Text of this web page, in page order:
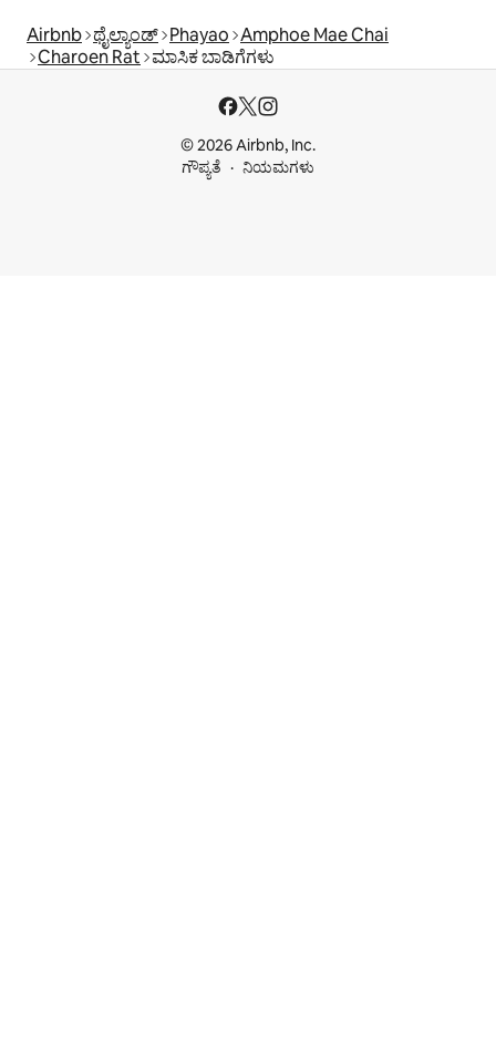
Airbnb ಥೈಲ್ಯಾಂಡ್ Phayao Amphoe Mae Chai
Charoen Rat ಮಾಸಿಕ ಬಾಡಿಗೆಗಳು
© 2026 Airbnb, Inc.
ಗೌಪ್ಯತೆ
ನಿಯಮಗಳು